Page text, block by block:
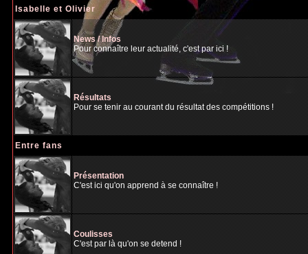
Isabelle et Olivier
News / Infos
Pour connaître leur actualité, c'est par ici !
Résultats
Pour se tenir au courant du résultat des compétitions !
Entre fans
Présentation
C'est ici qu'on apprend à se connaître !
Coulisses
C'est par là qu'on se detend !